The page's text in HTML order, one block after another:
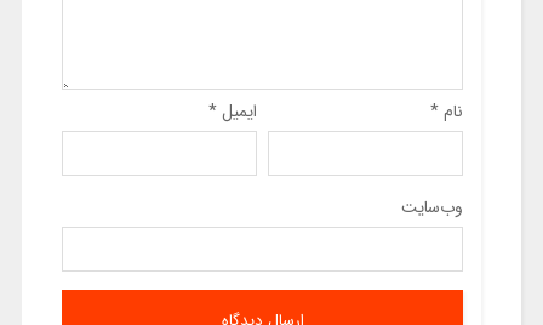
نام* ایمیل*
وب‌سایت